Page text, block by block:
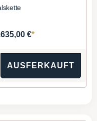
€*
AUSFERKAUFT